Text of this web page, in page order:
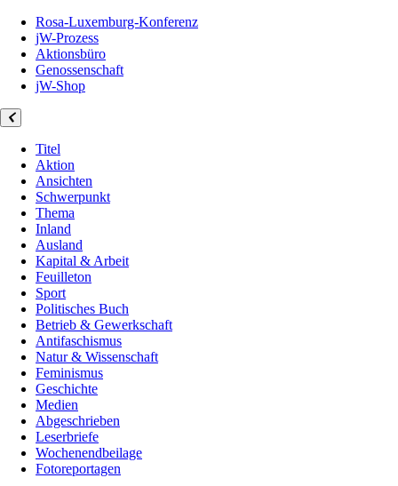
Rosa-Luxemburg-Konferenz
jW-Prozess
Aktionsbüro
Genossenschaft
jW-Shop
Titel
Aktion
Ansichten
Schwerpunkt
Thema
Inland
Ausland
Kapital & Arbeit
Feuilleton
Sport
Politisches Buch
Betrieb & Gewerkschaft
Antifaschismus
Natur & Wissenschaft
Feminismus
Geschichte
Medien
Abgeschrieben
Leserbriefe
Wochenendbeilage
Fotoreportagen